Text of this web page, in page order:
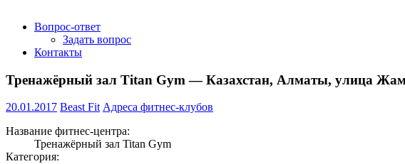
Вопрос-ответ
Задать вопрос
Контакты
Тренажёрный зал Titan Gym — Казахстан, Алматы, улица
20.01.2017 Beast Fit Адреса фитнес-клубов
Название фитнес-центра:
Тренажёрный зал Titan Gym
Категория: